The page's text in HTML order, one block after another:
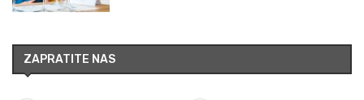
ZAPRATITE NAS